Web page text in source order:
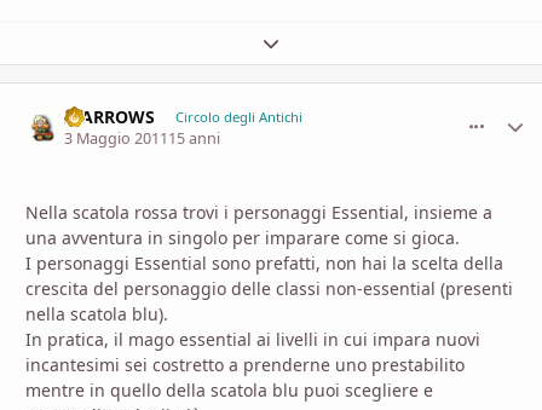
Espandi panoramica del topic
II ARROWS Circolo degli Antichi
3 Maggio 201115 anni
Nella scatola rossa trovi i personaggi Essential, insieme a
una avventura in singolo per imparare come si gioca.
I personaggi Essential sono prefatti, non hai la scelta della
crescita del personaggio delle classi non-essential (presenti
nella scatola blu).
In pratica, il mago essential ai livelli in cui impara nuovi
incantesimi sei costretto a prenderne uno prestabilito
mentre in quello della scatola blu puoi scegliere e